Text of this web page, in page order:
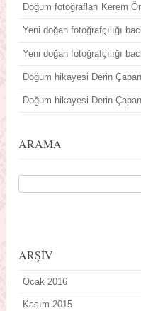
Doğum fotoğrafları Kerem
Yeni doğan fotoğrafçılığı
Yeni doğan fotoğrafçılığı
Doğum hikayesi Derin
Doğum hikayesi Derin
ARAMA
ARŞİV
Ocak 2016
Kasım 2015